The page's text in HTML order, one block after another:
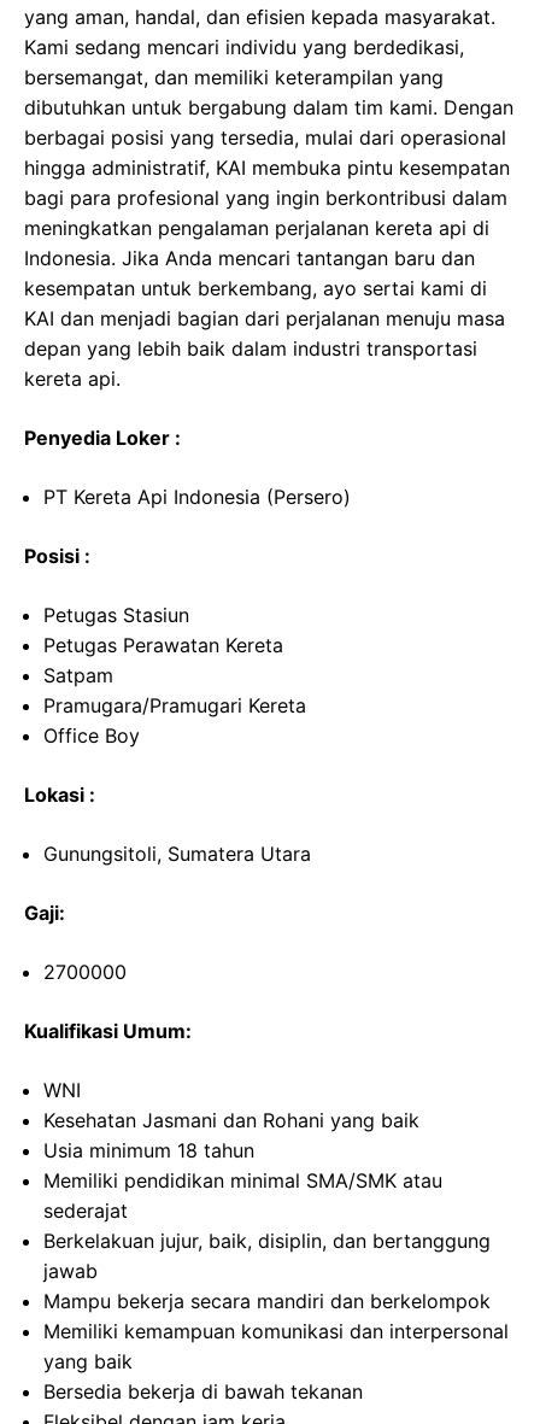
yang aman, handal, dan efisien kepada masyarakat.
Kami sedang mencari individu yang berdedikasi,
bersemangat, dan memiliki keterampilan yang
dibutuhkan untuk bergabung dalam tim kami. Dengan
berbagai posisi yang tersedia, mulai dari operasional
hingga administratif, KAI membuka pintu kesempatan
bagi para profesional yang ingin berkontribusi dalam
meningkatkan pengalaman perjalanan kereta api di
Indonesia. Jika Anda mencari tantangan baru dan
kesempatan untuk berkembang, ayo sertai kami di
KAI dan menjadi bagian dari perjalanan menuju masa
depan yang lebih baik dalam industri transportasi
kereta api.
Penyedia Loker :
PT Kereta Api Indonesia (Persero)
Posisi :
Petugas Stasiun
Petugas Perawatan Kereta
Satpam
Pramugara/Pramugari Kereta
Office Boy
Lokasi :
Gunungsitoli, Sumatera Utara
Gaji:
2700000
Kualifikasi Umum:
WNI
Kesehatan Jasmani dan Rohani yang baik
Usia minimum 18 tahun
Memiliki pendidikan minimal SMA/SMK atau
sederajat
Berkelakuan jujur, baik, disiplin, dan bertanggung
jawab
Mampu bekerja secara mandiri dan berkelompok
Memiliki kemampuan komunikasi dan interpersonal
yang baik
Bersedia bekerja di bawah tekanan